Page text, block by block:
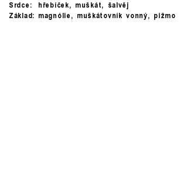
Srdce:
hřebíček, muškát, šalvěj
Základ: magnólie, muškátovník vonný, pižmo